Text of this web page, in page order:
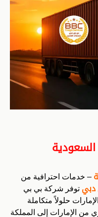
– خدمات احترافية من
دبي توفر شركة بي بي
حلولاً متكاملة
من الإمارات إلى المملكة